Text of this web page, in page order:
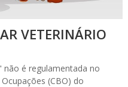
VETERINÁRIO
é regulamentada no
(CBO) do